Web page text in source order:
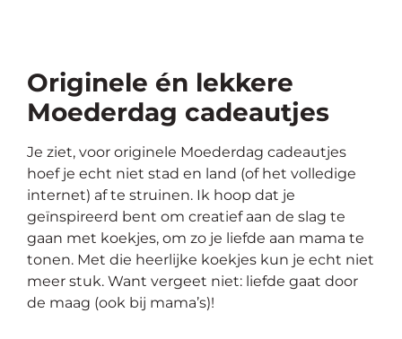
Originele én lekkere
Moederdag cadeautjes
Je ziet, voor originele Moederdag cadeautjes
hoef je echt niet stad en land (of het volledige
internet) af te struinen. Ik hoop dat je
geïnspireerd bent om creatief aan de slag te
gaan met koekjes, om zo je liefde aan mama te
tonen. Met die heerlijke koekjes kun je echt niet
meer stuk. Want vergeet niet: liefde gaat door
de maag (ook bij mama’s)!